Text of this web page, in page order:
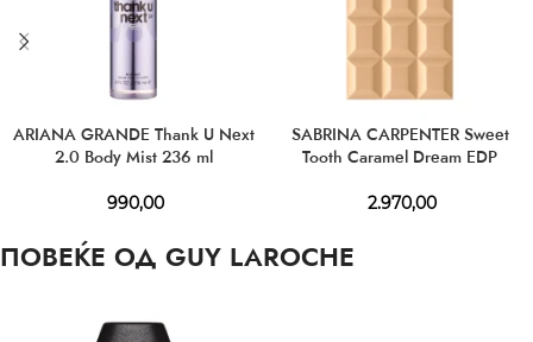
ARIANA GRANDE Thank U Next
2.0 Body Mist 236 ml
990,00
SABRINA CARPENTER Sweet
Tooth Caramel Dream EDP
2.970,00
ПОВЕЌЕ ОД GUY LAROCHE